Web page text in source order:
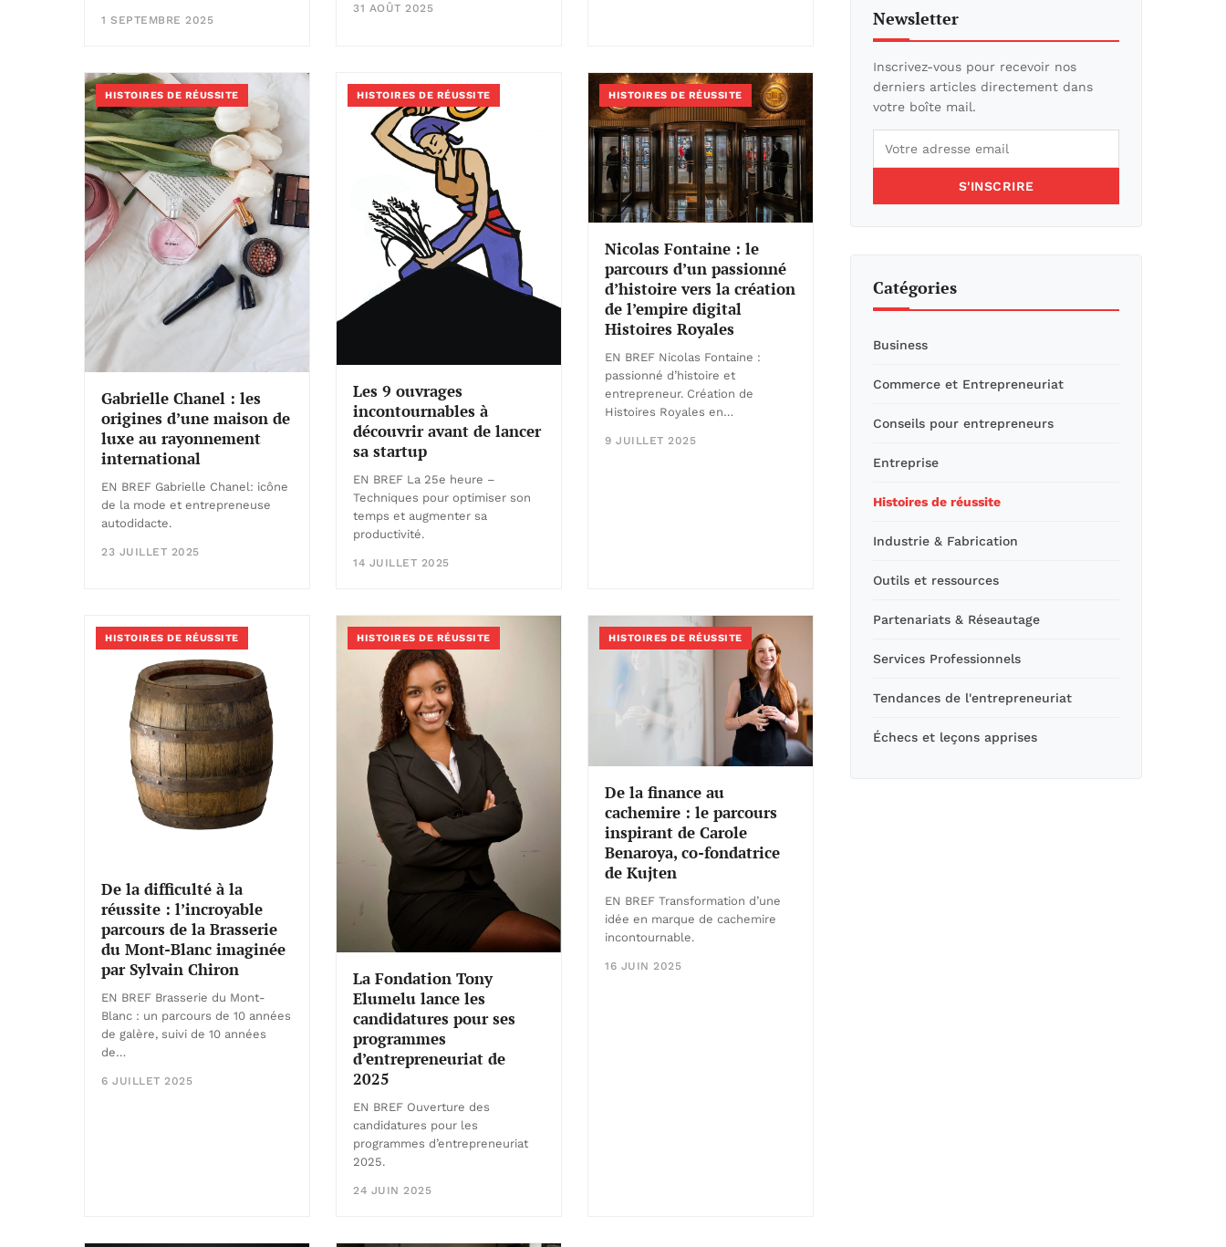
1 SEPTEMBRE 2025
31 AOÛT 2025
HISTOIRES DE RÉUSSITE
Gabrielle Chanel : les
origines d’une maison de
luxe au rayonnement
international
EN BREF Gabrielle Chanel: icône
de la mode et entrepreneuse
autodidacte.
23 JUILLET 2025
HISTOIRES DE RÉUSSITE
Les 9 ouvrages
incontournables à
découvrir avant de lancer
sa startup
EN BREF La 25e heure –
Techniques pour optimiser son
temps et augmenter sa
productivité.
14 JUILLET 2025
HISTOIRES DE RÉUSSITE
Nicolas Fontaine : le
parcours d’un passionné
d’histoire vers la création
de l’empire digital
Histoires Royales
EN BREF Nicolas Fontaine :
passionné d’histoire et
entrepreneur. Création de
Histoires Royales en…
9 JUILLET 2025
HISTOIRES DE RÉUSSITE
De la difficulté à la
réussite : l’incroyable
parcours de la Brasserie
du Mont-Blanc imaginée
par Sylvain Chiron
EN BREF Brasserie du Mont-
Blanc : un parcours de 10 années
de galère, suivi de 10 années
de…
6 JUILLET 2025
HISTOIRES DE RÉUSSITE
La Fondation Tony
Elumelu lance les
candidatures pour ses
programmes
d’entrepreneuriat de
2025
EN BREF Ouverture des
candidatures pour les
programmes d’entrepreneuriat
2025.
24 JUIN 2025
HISTOIRES DE RÉUSSITE
De la finance au
cachemire : le parcours
inspirant de Carole
Benaroya, co-fondatrice
de Kujten
EN BREF Transformation d’une
idée en marque de cachemire
incontournable.
16 JUIN 2025
Newsletter
Inscrivez-vous pour recevoir nos
derniers articles directement dans
votre boîte mail.
S'INSCRIRE
Catégories
Business
Commerce et Entrepreneuriat
Conseils pour entrepreneurs
Entreprise
Histoires de réussite
Industrie & Fabrication
Outils et ressources
Partenariats & Réseautage
Services Professionnels
Tendances de l'entrepreneuriat
Échecs et leçons apprises